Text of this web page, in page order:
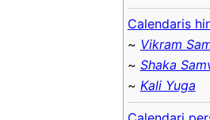
Calendaris
~ Vikram
~ Shaka
~ Kali Yuga